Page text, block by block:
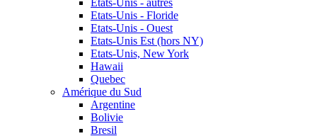
Etats-Unis - autres
Etats-Unis - Floride
Etats-Unis - Ouest
Etats-Unis Est (hors NY)
Etats-Unis, New York
Hawaii
Quebec
Amérique du Sud
Argentine
Bolivie
Bresil